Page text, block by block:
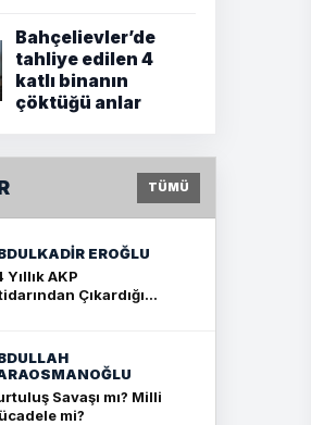
Bahçelievler’de
tahliye edilen 4
katlı binanın
çöktüğü anlar
TÜMÜ
EROĞLU
Yıllık AKP
Çıkardığım
Savaşı mı? Milli
mi?